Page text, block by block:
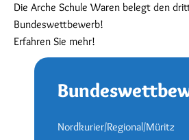
Die Arche Schule Waren belegt den
Bundeswettbewerb!
Erfahren Sie mehr!
Nordkurier/Regional/Müritz